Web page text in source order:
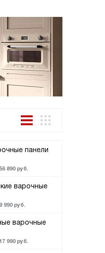
панели
890 руб.
варочные
990 руб.
варочные
990 руб.